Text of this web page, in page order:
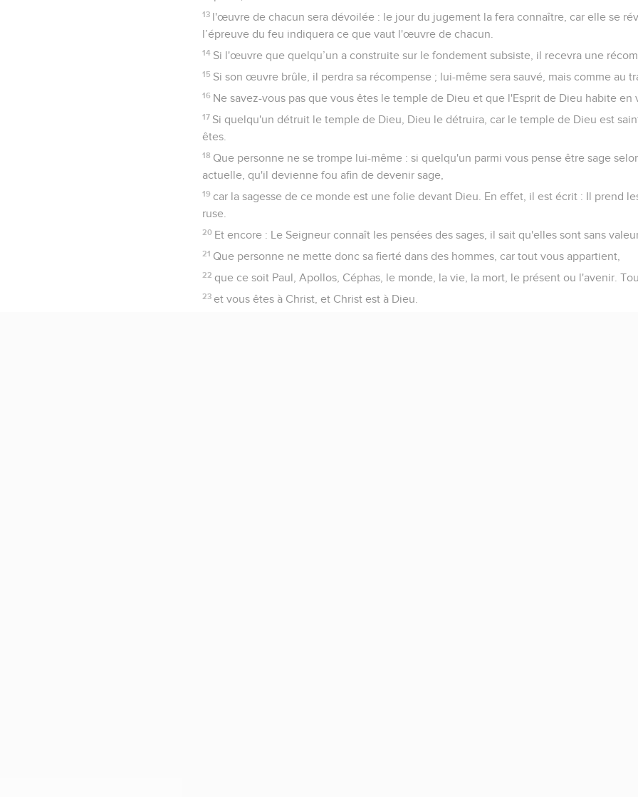
13
l'œuvre de chacun sera dévoilée : le jour du jugement la fera connaître, car elle se
l’épreuve du feu indiquera ce que vaut l'œuvre de chacun.
14 Si l'œuvre que quelqu’un a construite sur le fondement subsiste, il recevra une
15 Si son œuvre brûle, il perdra sa récompense ; lui-même sera sauvé, mais comme au
16 Ne savez-vous pas que vous êtes le temple de Dieu et que l'Esprit de Dieu habite en
17 Si quelqu'un détruit le temple de Dieu, Dieu le détruira, car le temple de Dieu est
êtes.
18 Que personne ne se trompe lui-même : si quelqu'un parmi vous pense être sage
actuelle, qu'il devienne fou afin de devenir sage,
19 car la sagesse de ce monde est une folie devant Dieu. En effet, il est écrit : Il prend
ruse.
20 Et encore : Le Seigneur connaît les pensées des sages, il sait qu'elles sont sans
21 Que personne ne mette donc sa fierté dans des hommes, car tout vous appartient,
22 que ce soit Paul, Apollos, Céphas, le monde, la vie, la mort, le présent ou l'avenir.
23 et vous êtes à Christ, et Christ est à Dieu.